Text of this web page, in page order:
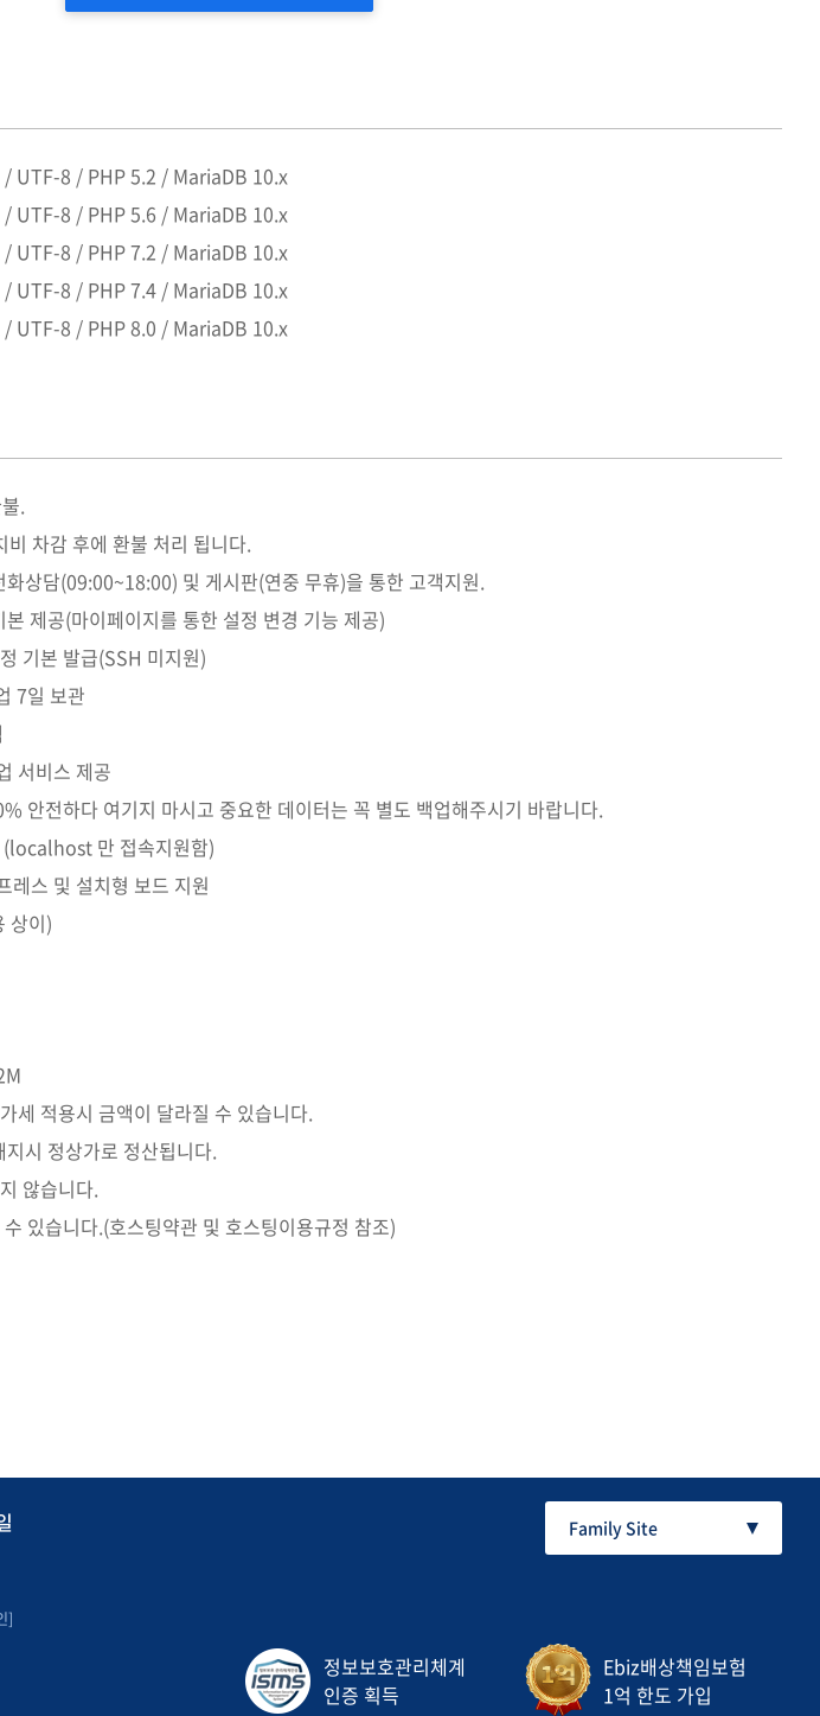
UTF-8 / PHP 5.2 / MariaDB 10.x
UTF-8 / PHP 5.6 / MariaDB 10.x
UTF-8 / PHP 7.2 / MariaDB 10.x
UTF-8 / PHP 7.4 / MariaDB 10.x
UTF-8 / PHP 8.0 / MariaDB 10.x
.
차감 후에 환불 처리 됩니다.
상담(09:00~18:00) 및 게시판(연중 무휴)을 통한 고객지원.
제공(마이페이지를 통한 설정 변경 기능 제공)
기본 발급(SSH 미지원)
7일 보관
서비스 제공
안전하다 여기지 마시고 중요한 데이터는 꼭 별도 백업해주시기 바랍니다.
(localhost 만 접속지원함)
레스 및 설치형 보드 지원
상이)
세 적용시 금액이 달라질 수 있습니다.
시 정상가로 정산됩니다.
않습니다.
있습니다.(호스팅약관 및 호스팅이용규정 참조)
]
Family Site
정보보호관리체계
인증 획득
Ebiz배상책임보험
1억 한도 가입